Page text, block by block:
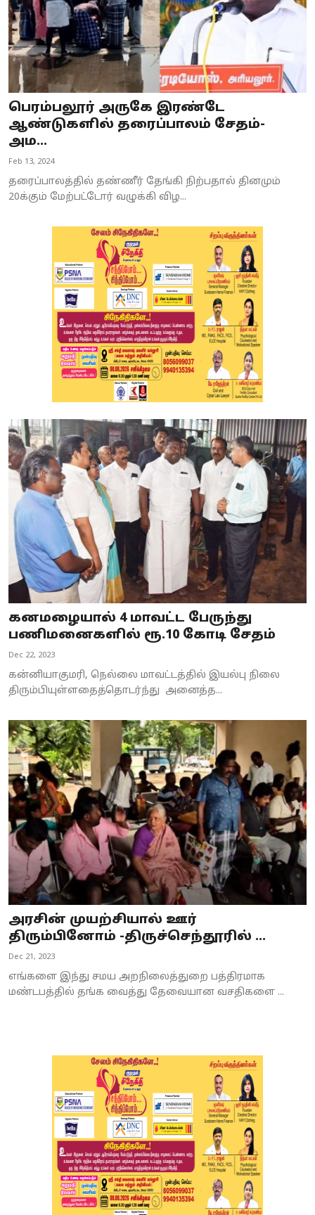
பெரம்பலூர் அருகே இரண்டே
ஆண்டுகளில் தரைப்பாலம் சேதம்-
அம...
Feb 13, 2024
தரைப்பாலத்தில் தண்ணீர் தேங்கி நிற்பதால் தினமும்
20க்கும் மேற்பட்டோர் வழுக்கி விழ...
கனமழையால் 4 மாவட்ட பேருந்து
பணிமனைகளில் ரூ.10 கோடி சேதம்
Dec 22, 2023
கன்னியாகுமரி, நெல்லை மாவட்டத்தில் இயல்பு நிலை
திரும்பியுள்ளதைத்தொடர்ந்து அனைத்த...
அரசின் முயற்சியால் ஊர்
திரும்பினோம் -திருச்செந்தூரில் ...
Dec 21, 2023
எங்களை இந்து சமய அறநிலைத்துறை பத்திரமாக
மண்டபத்தில் தங்க வைத்து தேவையான வசதிகளை ...